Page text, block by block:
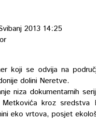
2013 14:25
koji se odvija na
dolini Neretve.
niza dokumentarnih
kroz sredstva
eko vrtova, posjet